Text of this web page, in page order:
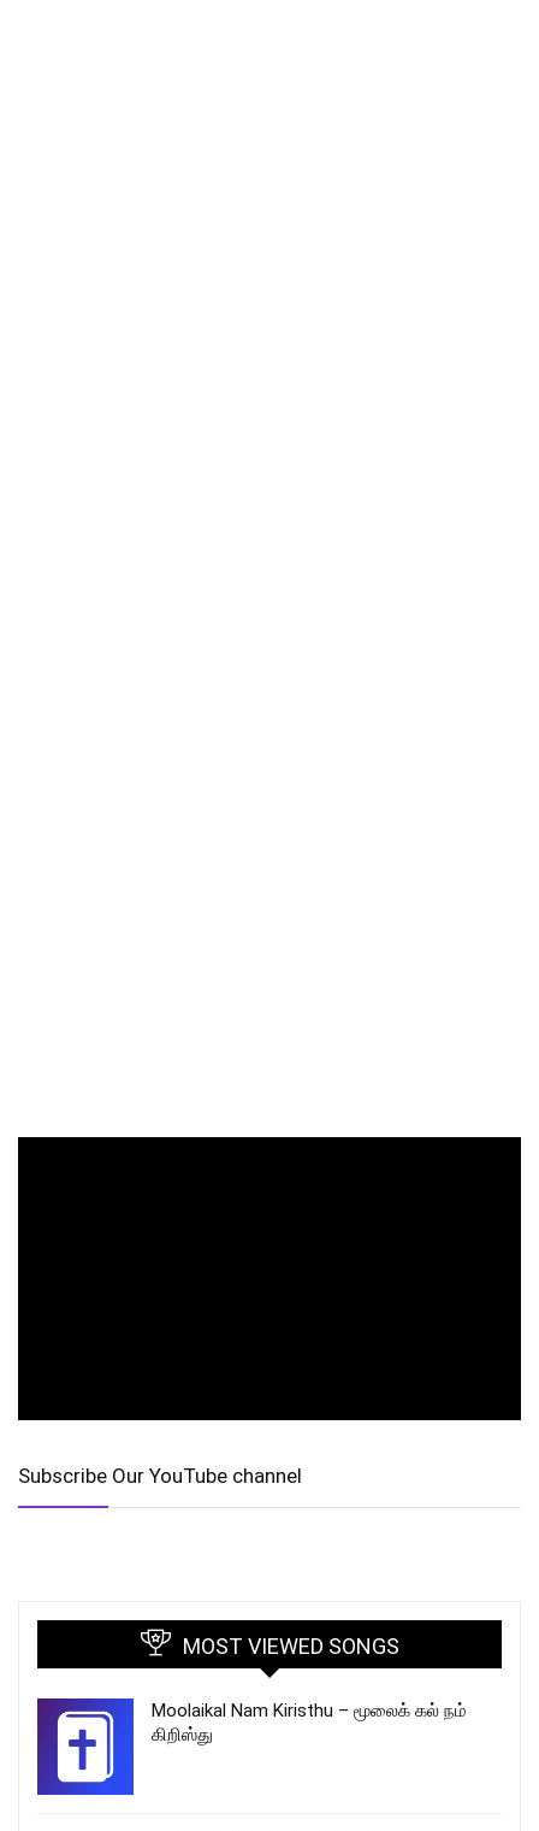
Subscribe Our YouTube channel
MOST VIEWED SONGS
Moolaikal Nam Kiristhu – மூலைக் கல் நம்
கிறிஸ்து